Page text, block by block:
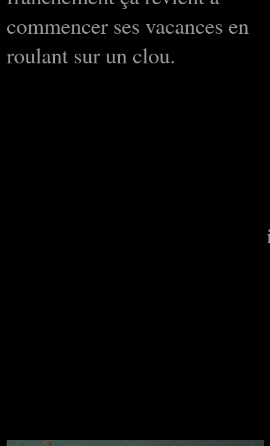
commencer ses vacances en
roulant sur un clou.